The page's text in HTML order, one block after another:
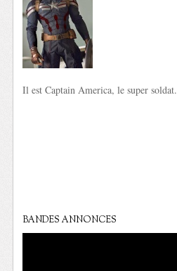
Il est Captain America, le super soldat.
BANDES ANNONCES